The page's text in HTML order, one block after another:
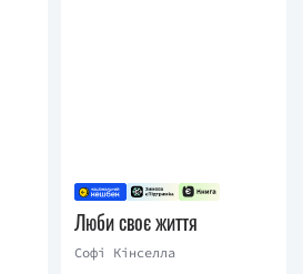
Люби своє життя
Софі Кінселла